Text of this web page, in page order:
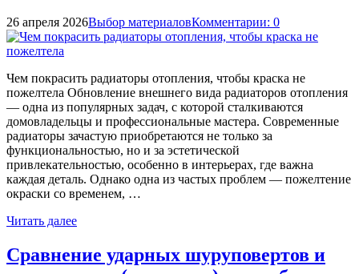
26 апреля 2026Выбор материаловКомментарии: 0
Чем покрасить радиаторы отопления, чтобы краска не
пожелтела Обновление внешнего вида радиаторов отопления
— одна из популярных задач, с которой сталкиваются
домовладельцы и профессиональные мастера. Современные
радиаторы зачастую приобретаются не только за
функциональностью, но и за эстетической
привлекательностью, особенно в интерьерах, где важна
каждая деталь. Однако одна из частых проблем — пожелтение
окраски со временем, …
Читать далее
Сравнение ударных шуруповертов и